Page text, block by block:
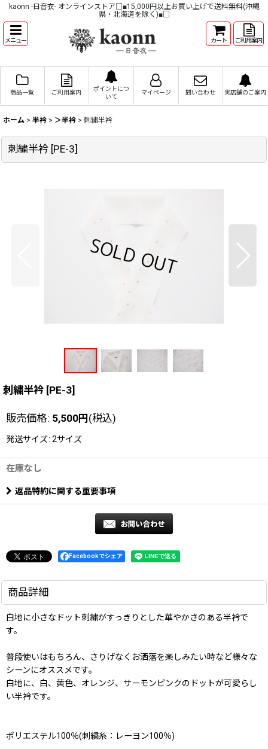
kaonn -日音衣- オンラインストア□■15,000円以上お買い上げで送料無料(沖縄
県・北海道を除く)■□
メニュー カート ご利用案内
商品一覧 ご利用案内
ポイントにつ
いて
マイページ 問い合わせ 実店舗のご案内
ホーム > 半衿 > ＞半衿 > 刺繍半衿
刺繍半衿 [PE-3]
刺繍半衿 [PE-3]
販売価格: 5,500円(税込)
発送サイズ: 2サイズ
在庫なし
返品特約に関する重要事項
Facebookでシェア
商品詳細
白地に小さなドット刺繍がすっきりとした華やかさのある半衿で
す。
普段使いはもちろん、さりげなくお洒落を楽しみたい時など様々な
シーンにオススメです。
白地に、白、黄色、オレンジ、サーモンピンクのドットが可愛らし
い半衿です。
ポリエステル100％(刺繍糸：レーヨン100％)